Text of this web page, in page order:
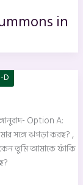
in
D
Option A:
সঙ্গে ঝগড়া করছ? ,
তুমি আমাকে ফাঁকি